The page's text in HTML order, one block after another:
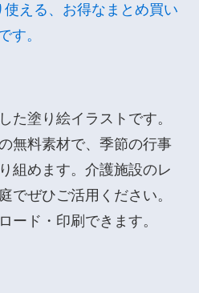
える、お得なまとめ買い
す。
た塗り絵イラストです。
無料素材で、季節の行事
組めます。介護施設のレ
でぜひご活用ください。
ード・印刷できます。